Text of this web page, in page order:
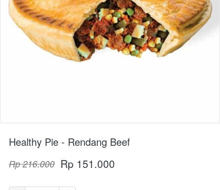
Healthy Pie - Rendang Beef
Rp 216.000 Rp 151.000